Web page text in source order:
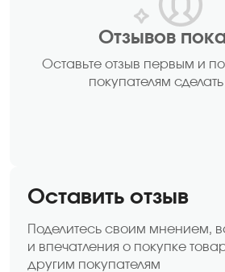
Отзывов
Оставьте отзыв первым и
покупателям
Оставить отзыв
Поделитесь своим мнением,
и впечатления о покупке
другим покупателям